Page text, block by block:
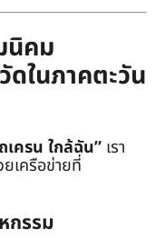
นิคม
ในภาคตะวัน
เครน ใกล้ฉัน” เรา
เครือข่ายที่
กรรม